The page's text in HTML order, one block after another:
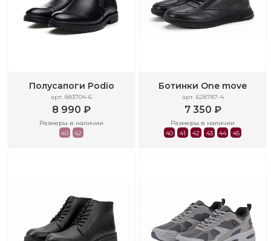
Полусапоги Podio
арт. 883704-6
8 990 ₽
Размеры в наличии
40
42
Ботинки One move
арт. 628787-4
7 350 ₽
Размеры в наличии
40
41 42 43 44 45